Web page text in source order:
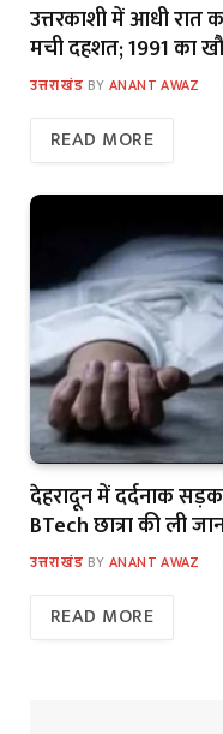
उत्तरकाशी में आधी रात
मची दहशत; 1991 का
उत्तराखंड BY ANANT AWAZ
READ MORE
देहरादून में दर्दनाक
BTech छात्रा की ली
उत्तराखंड BY ANANT AWAZ
READ MORE